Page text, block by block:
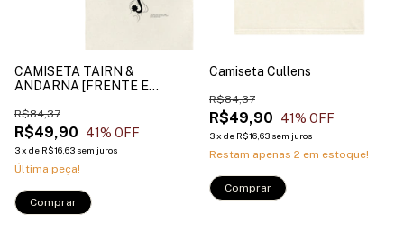
CAMISETA TAIRN &
ANDARNA [FRENTE E
R$49,90
R$84,37
41% OFF
3x de R$16,63 sem juros
Última peça!
Comprar
Camiseta Cullens
R$49,90
R$84,37
41% OFF
3x de R$16,63 sem juros
Restam apenas 2 em estoque!
Comprar